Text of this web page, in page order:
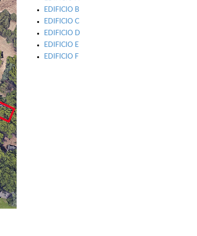
EDIFICIO B
EDIFICIO C
EDIFICIO D
EDIFICIO E
EDIFICIO F